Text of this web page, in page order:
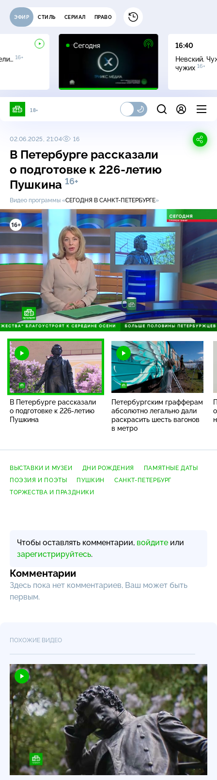
ЭФИР СТИЛЬ СЕРИАЛ ПРАВО
16+
Сегодня
16:40
Невский.
чужих 16+
18+
02.06.2025, 21:04 16
В Петербурге рассказали
о подготовке к 226-летию
Пушкина 16+
Видео программы «СЕГОДНЯ В САНКТ-ПЕТЕРБУРГЕ»
/
Загрузка:
66.37%
16+
В Петербурге рассказали
о подготовке к 226-летию
Пушкина
Петербургским графферам
абсолютно легально дали
раскрасить шесть вагонов
в метро
ВЫСТАВКИ И МУЗЕИ ДНИ РОЖДЕНИЯ
ПАМЯТНЫЕ ДАТЫ
ПОЭЗИЯ И ПОЭТЫ
ПУШКИН
САНКТ-ПЕТЕРБУРГ
ТОРЖЕСТВА И ПРАЗДНИКИ
Чтобы оставлять комментарии, войдите или
зарегистрируйтесь.
Комментарии
Здесь пока нет комментариев, Ваш может быть
первым.
ПОХОЖИЕ ВИДЕО